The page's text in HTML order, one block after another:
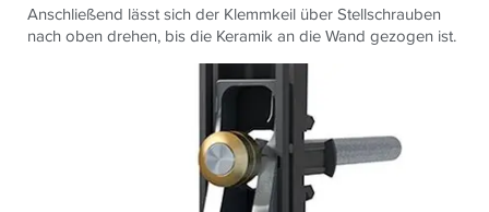
Anschließend lässt sich der Klemmkeil über Stellschrauben
nach oben drehen, bis die Keramik an die Wand gezogen ist.